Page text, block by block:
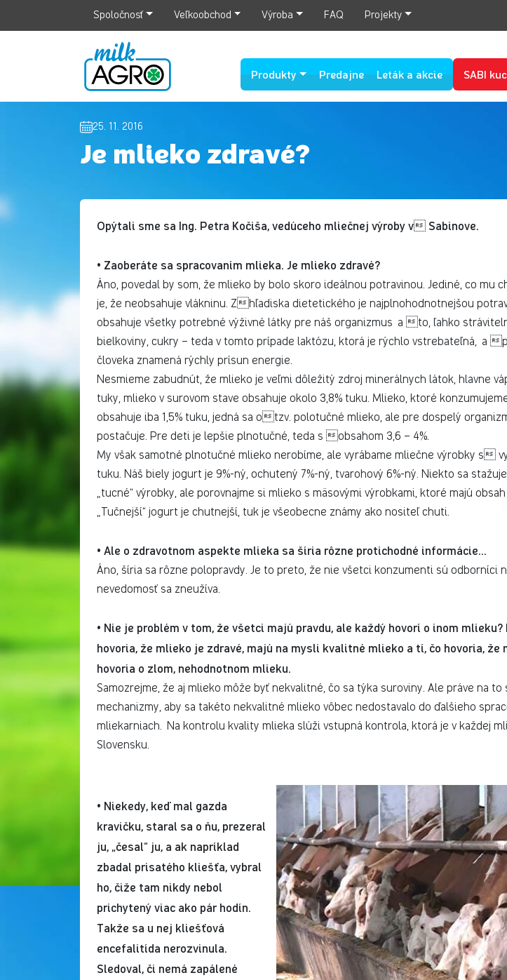
Spoločnosť Veľkoobchod Výroba FAQ Projekty
Produkty Predajne Leták a akcie SABI
25. 11. 2016
Je mlieko zdravé?
Opýtali sme sa Ing. Petra Kočiša, vedúceho mliečnej výroby v Sabinove.
• Zaoberáte sa spracovaním mlieka. Je mlieko zdravé?
Áno, povedal by som, že mlieko by bolo skoro ideálnou potravinou. Jediné, co mu
je, že neobsahuje vlákninu. Zhľadiska dietetického je najplnohodnotnejšou
obsahuje všetky potrebné výživné látky pre náš organizmus a to, ľahko
bielkoviny, cukry – teda v tomto prípade laktózu, ktorá je rýchlo vstrebateľná, a
človeka znamená rýchly prísun energie.
Nesmieme zabudnút, že mlieko je veľmi dôležitý zdroj minerálnych látok, hlavne
tuky, mlieko v surovom stave obsahuje okolo 3,8% tuku. Mlieko, ktoré
obsahuje iba 1,5% tuku, jedná sa otzv. polotučné mlieko, ale pre dospelý
postačuje. Pre deti je lepšie plnotučné, teda s obsahom 3,6 – 4%.
My však samotné plnotučné mlieko nerobíme, ale vyrábame mliečne výrobky s
tuku. Náš biely jogurt je 9%-ný, ochutený 7%-ný, tvarohový 6%-ný. Niekto sa
„tucné“ výrobky, ale porovnajme si mlieko s mäsovými výrobkami, ktoré majú obsah
„Tučnejší“ jogurt je chutnejší, tuk je všeobecne známy ako nositeľ chuti.
• Ale o zdravotnom aspekte mlieka sa šíria rôzne protichodné informácie…
Áno, šíria sa rôzne polopravdy. Je to preto, že nie všetci konzumenti sú odborníci
nevedomosť sa zneužíva.
• Nie je problém v tom, že všetci majú pravdu, ale každý hovorí o inom mlieku?
hovoria, že mlieko je zdravé, majú na mysli kvalitné mlieko a tí, čo hovoria, že
hovoria o zlom, nehodnotnom mlieku.
Samozrejme, že aj mlieko môže byť nekvalitné, čo sa týka suroviny. Ale práve na
mechanizmy, aby sa takéto nekvalitné mlieko vôbec nedostavalo do ďalšieho
mliekarniach. Na kontrolu kvality mlieka slúži vstupná kontrola, ktorá je v každej
Slovensku.
• Niekedy, keď mal gazda
kravičku, staral sa o ňu, prezeral
ju, „česal“ ju, a ak napríklad
zbadal prisatého kliešťa, vybral
ho, čiže tam nikdy nebol
prichytený viac ako pár hodín.
Takže sa u nej kliešťová
encefalitída nerozvinula.
Sledoval, či nemá zapálené